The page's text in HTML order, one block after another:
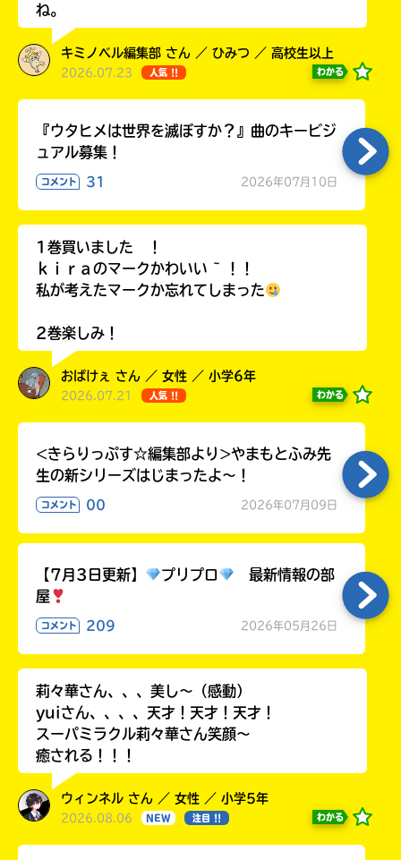
ね。
キミノベル編集部 さん ／ ひみつ ／ 高校生以上
2026.07.23 人気 !! わかる
『ウタヒメは世界を滅ぼすか？』曲のキービジ
ュアル募集！
コメント 31 2026年07月10日
1巻買いました ！
ｋｉｒａのマークかわいい ~ ！！
私が考えたマークか忘れてしまった
2巻楽しみ！
おばけぇ さん ／ 女性 ／ 小学6年
2026.07.21 人気 !! わかる
<きらりっぷす☆編集部より>やまもとふみ先
生の新シリーズはじまったよ～！
コメント 00 2026年07月09日
【7月3日更新】 プリプロ
最新情報の部
屋
コメント 209 2026年05月26日
莉々華さん、、、美し〜（感動）
yuiさん、、、、天才！天才！天才！
スーパミラクル莉々華さん笑顔〜
癒される！！！
ウィンネル さん ／ 女性 ／ 小学5年
2026.08.06 NEW 注目 !! わかる